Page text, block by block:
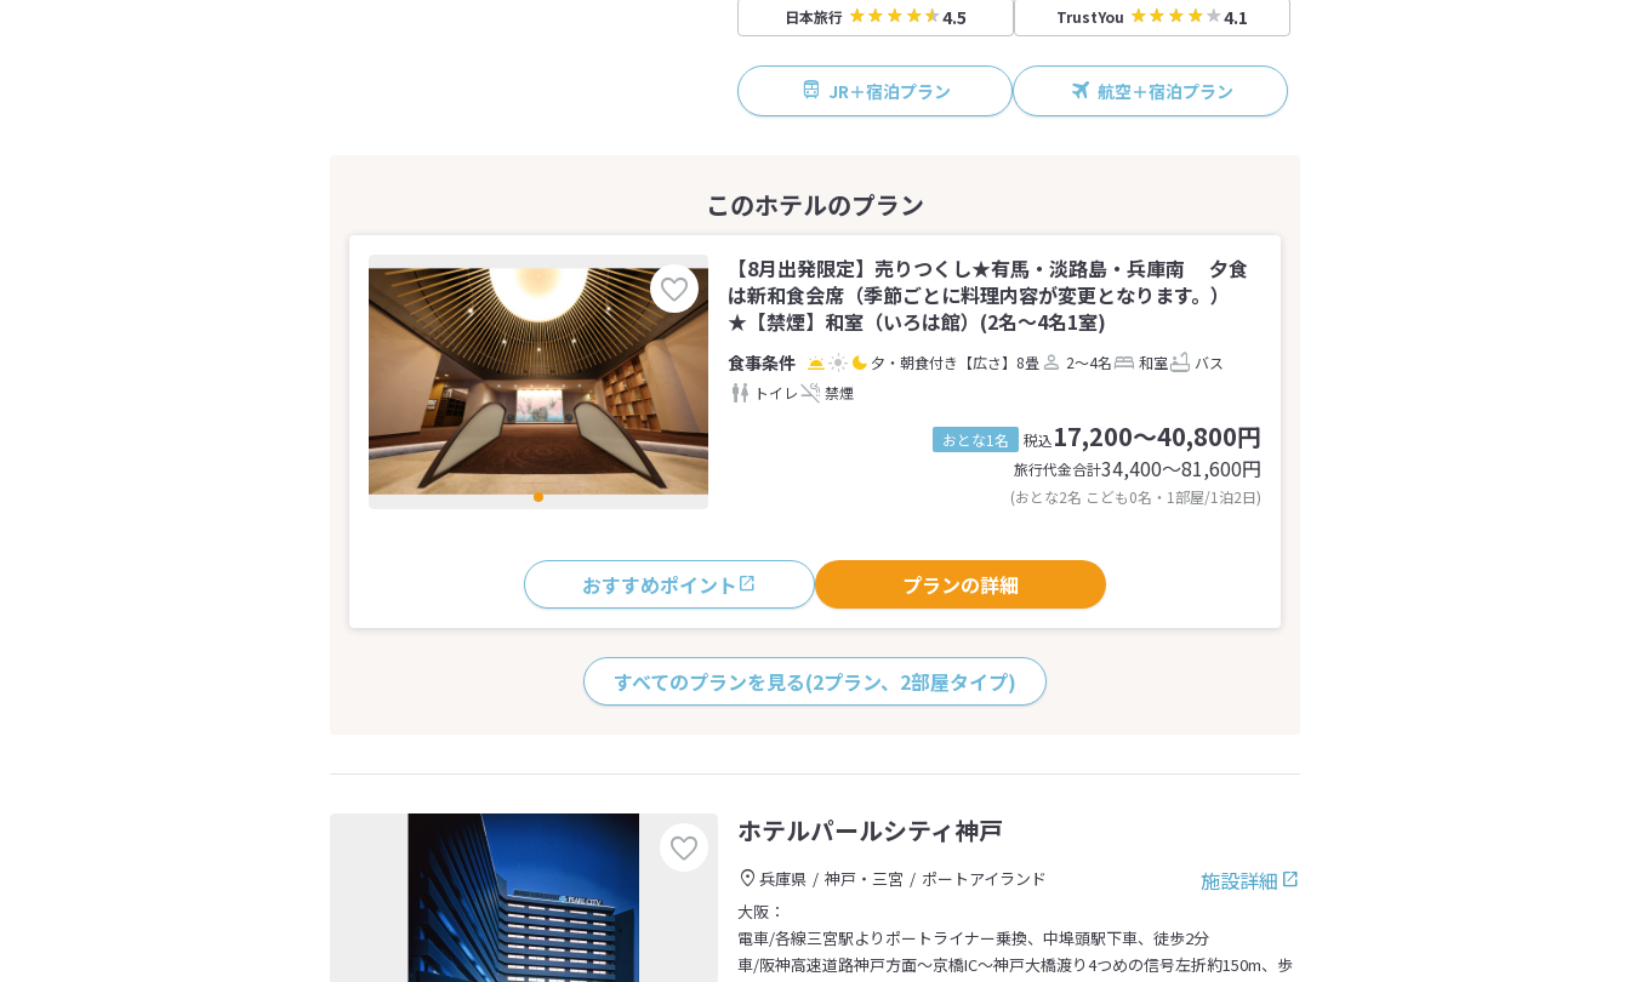
日本旅行 4.5 TrustYou 4.1
JR＋宿泊プラン 航空＋宿泊プラン
【8月出発限定】売りつくし★有馬・淡路島・兵庫南 夕食
は新和食会席（季節ごとに料理内容が変更となります。）
★【禁煙】和室（いろは館）(2名～4名1室)
夕・朝食付き 【広さ】8畳 2～4名 和室
バス
トイレ
禁煙
おとな1名 税込17,200～40,800円
旅行代金合計34,400〜81,600円
(おとな2名 こども0名・1部屋/1泊2日)
おすすめポイント プランの詳細
すべてのプランを見る(2プラン、2部屋タイプ)
ホテルパールシティ神戸
施設詳細
兵庫県 神戸・三宮
ポートアイランド
大阪：
電車/各線三宮駅よりポートライナー乗換、中埠頭駅下車、徒歩2分
車/阪神高速道路神戸方面～京橋IC～神戸大橋渡り4つめの信号左折約150m、歩